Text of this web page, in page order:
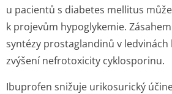
u pacientů s diabetes mellitus
k projevům hypoglykemie.
syntézy prostaglandinů v
zvýšení nefrotoxicity cyklosporinu.
Ibuprofen snižuje urikosurický